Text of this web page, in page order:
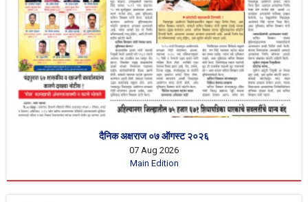
दैनिक अक्षराज ०७ ऑगस्ट २०२६
07 Aug 2026
Main Edition